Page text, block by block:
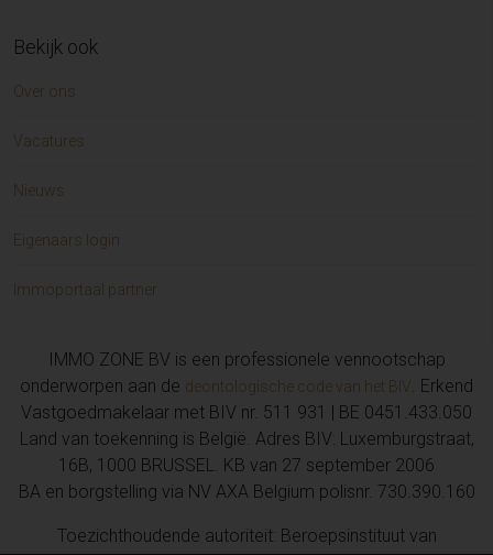
Bekijk ook
Over ons
Vacatures
Nieuws
Eigenaars login
Immoportaal partner
IMMO ZONE BV is een professionele vennootschap
onderworpen aan de deontologische code van het BIV. Erkend
Vastgoedmakelaar met BIV nr. 511 931 | BE 0451.433.050
Land van toekenning is België. Adres BIV: Luxemburgstraat,
16B, 1000 BRUSSEL. KB van 27 september 2006
BA en borgstelling via NV AXA Belgium polisnr. 730.390.160
Toezichthoudende autoriteit: Beroepsinstituut van